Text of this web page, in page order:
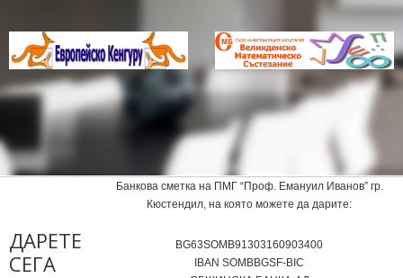
ДАРЕТЕ
СЕГА
Банкова сметка на ПМГ “Проф. Емануил Иванов” гр.
Кюстендил, на която можете да дарите:
BG63SOMB91303160903400
IВAN SOMBBGSF-BIC